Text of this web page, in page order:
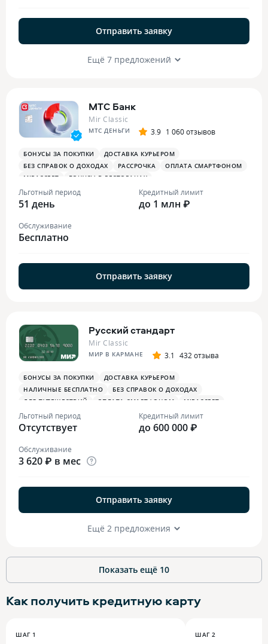
Отправить заявку
Ещё 7 предложений
МТС Банк
Mir Classic
МТС ДЕНЬГИ 3.9 1 060 отзывов
БОНУСЫ ЗА ПОКУПКИ
ДОСТАВКА КУРЬЕРОМ
БЕЗ СПРАВОК О ДОХОДАХ
РАССРОЧКА
ОПЛАТА СМАРТФОНОМ
MIRACCEPT
БОНУСЫ В РЕСТОРАНАХ
Льготный период
51 день
Кредитный лимит
до 1 млн ₽
Обслуживание
Бесплатно
Отправить заявку
Русский стандарт
Mir Classic
МИР В КАРМАНЕ 3.1 432 отзыва
БОНУСЫ ЗА ПОКУПКИ
ДОСТАВКА КУРЬЕРОМ
НАЛИЧНЫЕ БЕСПЛАТНО
БЕЗ СПРАВОК О ДОХОДАХ
ДЛЯ ПУТЕШЕСТВИЙ
ОПЛАТА СМАРТФОНОМ
MIRACCEPT
ДЛЯ САМОЗАНЯТЫХ
БОНУСЫ В СУПЕРМАРКЕТАХ
ПЛАТЕЖНЫЙ СТИКЕР
Льготный период
Отсутствует
Кредитный лимит
до 600 000 ₽
Обслуживание
3 620 ₽ в мес
Отправить заявку
Ещё 2 предложения
Показать ещё 10
Как получить кредитную карту
ШАГ 1 ШАГ 2